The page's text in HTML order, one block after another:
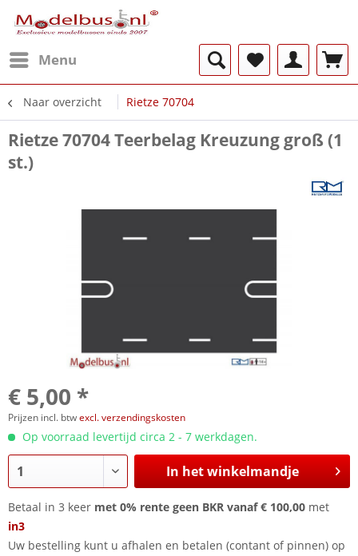
Menu
Naar overzicht Rietze 70704
Rietze 70704 Teerbelag Kreuzung groß (1
st.)
€ 5,00 *
Prijzen incl. btwexcl. verzendingskosten
Op voorraad levertijd circa 2 - 7 werkdagen.
In het winkelmandje
Betaal in 3 keer met 0% rente geen BKR vanaf € 100,00 met
in3
Uw bestelling kunt u afhalen en betalen (contant of pinnen) op